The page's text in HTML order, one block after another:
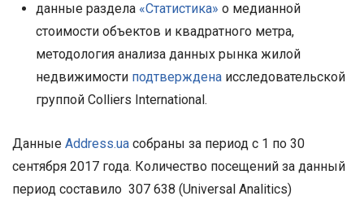
данные раздела «Статистика» о медианной
стоимости объектов и квадратного метра,
методология анализа данных рынка жилой
недвижимости подтвержденаисследовательской
группой Colliers International.
Данные Address.ua собраны за период c 1 по 30
сентября 2017 года. Количество посещений за данный
период составило 307 638 (Universal Analitics)